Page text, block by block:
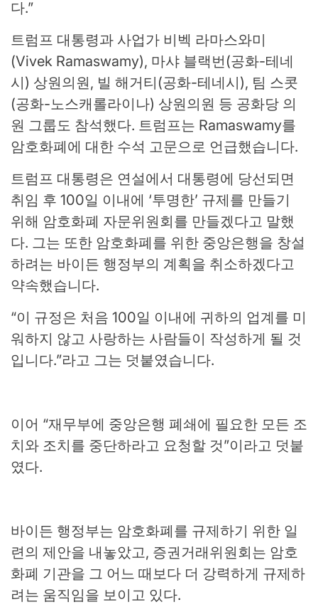
다.”
트럼프 대통령과 사업가 비벡 라마스와미
(Vivek Ramaswamy), 마샤 블랙번(공화-테네
시) 상원의원, 빌 해거티(공화-테네시), 팀 스콧
(공화-노스캐롤라이나) 상원의원 등 공화당 의
원 그룹도 참석했다. 트럼프는 Ramaswamy를
암호화폐에 대한 수석 고문으로 언급했습니다.
트럼프 대통령은 연설에서 대통령에 당선되면
취임 후 100일 이내에 ‘투명한’ 규제를 만들기
위해 암호화폐 자문위원회를 만들겠다고 말했
다. 그는 또한 암호화폐를 위한 중앙은행을 창설
하려는 바이든 행정부의 계획을 취소하겠다고
약속했습니다.
“이 규정은 처음 100일 이내에 귀하의 업계를 미
워하지 않고 사랑하는 사람들이 작성하게 될 것
입니다.”라고 그는 덧붙였습니다.
이어 “재무부에 중앙은행 폐쇄에 필요한 모든 조
치와 조치를 중단하라고 요청할 것”이라고 덧붙
였다.
바이든 행정부는 암호화폐를 규제하기 위한 일
련의 제안을 내놓았고, 증권거래위원회는 암호
화폐 기관을 그 어느 때보다 더 강력하게 규제하
려는 움직임을 보이고 있다.